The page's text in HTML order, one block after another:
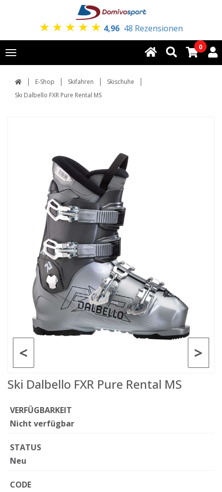
★ ★ ★ ★ ★ 4,96 48 Rezensionen
Toggle
navigation
0
E-Shop Skifahren
Skischuhe
Ski Dalbello FXR Pure Rental MS
>
<
Ski Dalbello FXR Pure Rental MS
VERFÜGBARKEIT
Nicht verfügbar
STATUS
Neu
CODE